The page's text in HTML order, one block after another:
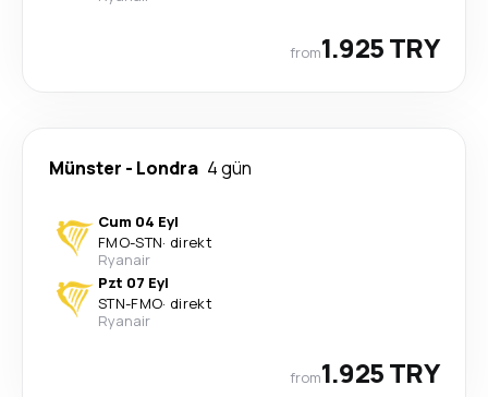
from1.925 TRY
Münster - Londra 4 gün
Cum 04 Eyl
FMO-STN· direkt
Ryanair
Pzt 07 Eyl
STN-FMO· direkt
Ryanair
from1.925 TRY